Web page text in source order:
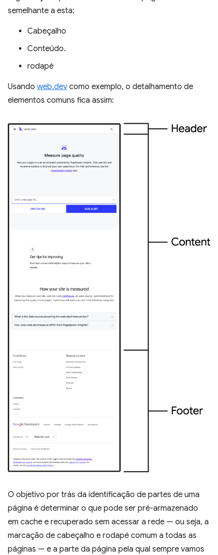
semelhante a esta:
Cabeçalho
Conteúdo.
rodapé
Usando web.dev como exemplo, o detalhamento de
elementos comuns fica assim:
O objetivo por trás da identificação de partes de uma
página é determinar o que pode ser pré-armazenado
em cache e recuperado sem acessar a rede — ou seja, a
marcação de cabeçalho e rodapé comum a todas as
páginas — e a parte da página pela qual sempre vamos